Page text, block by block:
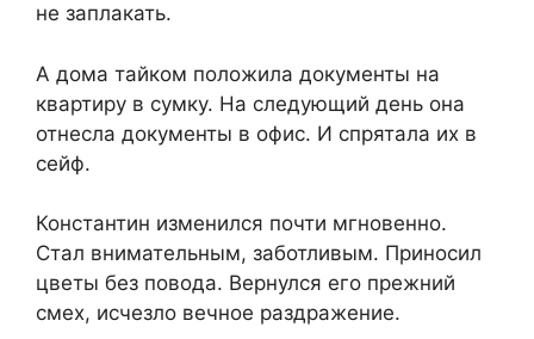
не заплакать.
А дома тайком положила документы на
квартиру в сумку. На следующий день она
отнесла документы в офис. И спрятала их в
сейф.
Константин изменился почти мгновенно.
Стал внимательным, заботливым. Приносил
цветы без повода. Вернулся его прежний
смех, исчезло вечное раздражение.